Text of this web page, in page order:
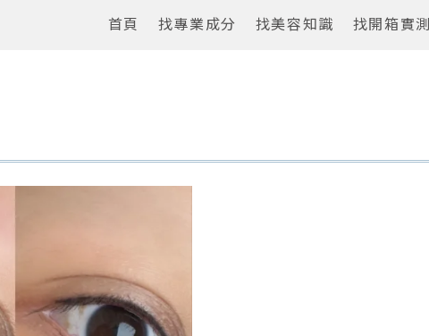
首頁 找專業成分 找美容知識 找開箱實測